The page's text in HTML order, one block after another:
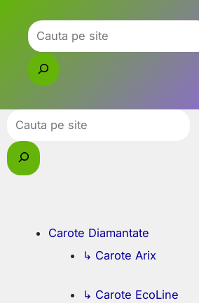
content
Caută
Caută
Carote Diamantate
↳ Carote Arix
↳ Carote EcoLine